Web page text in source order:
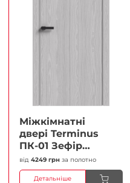
Міжкімнатні
двері Terminus
ПК-01 Зефір
Глухі Плівка
від 4249 грн за полотно
Детальніше